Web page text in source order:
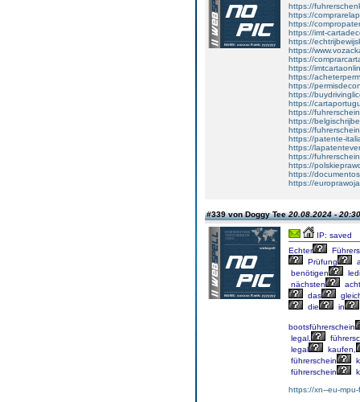
https://
https://
https://
https://imt-
https://
https://
https://
https://
https://
https://
https://
https://
https://
https://
https://
https://patente-
https://
https://
https://
https://
https://
#339 von Doggy Tee20.08.2024 - 20:30
IP: saved
Echter
Prüfung
benötigen
nächsten
acht
das
die
in
bootsführerschein
legal,
legal
kaufen,
führerschein
führerschein
https://xn--eu-